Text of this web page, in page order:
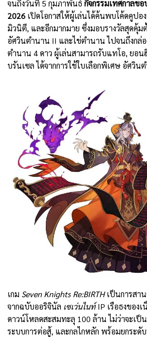
จนถึงวันที่ 5 กุมภาพันธ์กิจกรรมเทศกาลข
2026 เปิดโอกาสให้ผู้เล่นได้ค้นพบโค้ดคูปอ
มิวนิตี, และอีกมากมาย ซึ่งมอบรางวัลสุดคุ้ม
อัศวินตำนาน II และไข่ตำนาน ไปจนถึงกล่อ
ตำนาน 4 ดาว ผู้เล่นสามารถรับแทโอ, ยอน
บรันเซล ได้จากการใช้ใบเลือกพิเศษ อัศวิน
เกม Seven Knights Re:BIRTHเป็นการสา
จากฉบับออริจินัล เซเว่นไนท์IP เรือธงของ
ดาวน์โหลดสะสมทะลุ 100 ล้าน ไม่ว่าจะเป็น
ระบบการต่อสู้, และกลไกหลัก พร้อมยกระดั